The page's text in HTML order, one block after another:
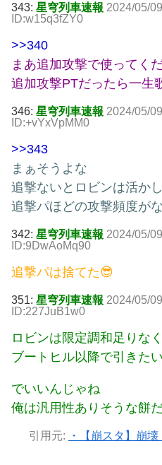
343: 星穹列車速報 2024/05/
ID:w15q3fZY0
>>340
まあ追加攻撃で使ってく
追加攻撃PTだったら一生
346: 星穹列車速報 2024/05/
ID:+vYxVpMM0
>>343
まぁそうよな
追撃ないとロビンは活か
追撃パほどの攻撃頻度が
342: 星穹列車速報 2024/05/
ID:9DwAoMq90
追撃パは捨てた😎
351: 星穹列車速報 2024/05/
ID:227JuB1w0
ロビンは限定調和足りな
ブートヒル以降で引きた
でいいんじゃね
俺は汎用性ありそうな餅
引用元:
・【崩スタ】崩